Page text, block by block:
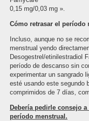
0,15 mg/0,03 mg ».
Cómo retrasar el período
Incluso, aunque no se
menstrual yendo
Desogestrel/etinilestradiol
período de descanso sin
experimentar un sangrado
esté usando este segundo
comprimidos de 7 días,
Debería pedirle consejo
período menstrual.